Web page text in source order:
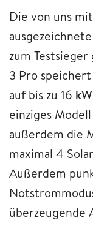
Die von uns
zum
3 Pro speichert
auf bis zu 16
einziges
außerdem die
maximal 4
Außerdem
überzeugende